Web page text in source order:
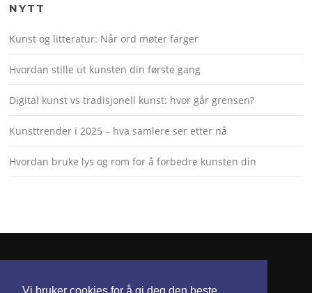
NYTT
Kunst og litteratur: Når ord møter farger
Hvordan stille ut kunsten din første gang
Digital kunst vs tradisjonell kunst: hvor går grensen?
Kunsttrender i 2025 – hva samlere ser etter nå
Hvordan bruke lys og rom for å forbedre kunsten din